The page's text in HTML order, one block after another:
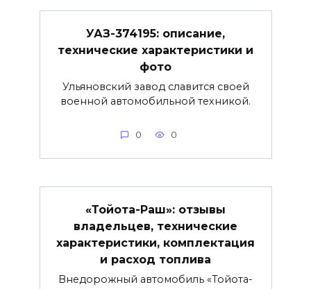
УАЗ-374195: описание,
технические характеристики и
фото
Ульяновский завод славится своей
военной автомобильной техникой.
0 0
«Тойота-Раш»: отзывы
владельцев, технические
характеристики, комплектация
и расход топлива
Внедорожный автомобиль «Тойота-